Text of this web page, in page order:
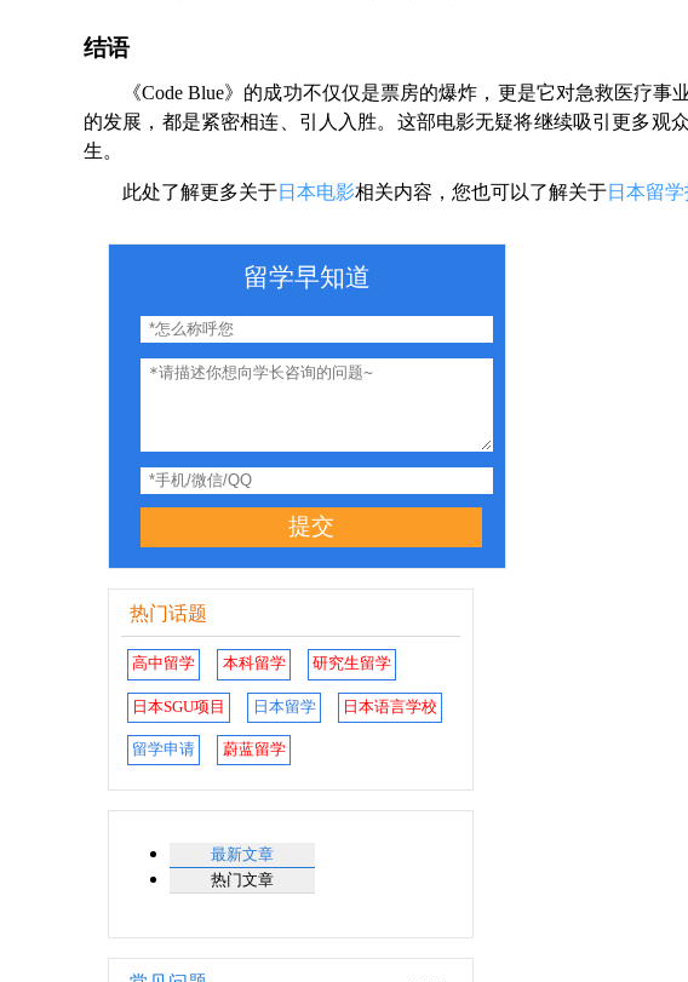
结语
《Code Blue》的成功不仅仅是票房的爆炸，更是它对急救医疗
的发展，都是紧密相连、引人入胜。这部电影无疑将继续吸引更多观
生。
此处了解更多关于日本电影相关内容，您也可以了解关于日本留
留学早知道
提交
热门话题
高中留学 本科留学 研究生留学
日本SGU项目 日本留学 日本语言学校
留学申请 蔚蓝留学
最新文章
热门文章